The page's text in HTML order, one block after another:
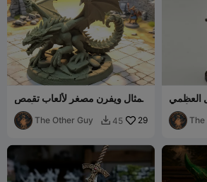
تمثال ويفرن مصغر لألعاب تقمص
الأدوار
The Other Guy  45 29
العظمي
الأدوار
The